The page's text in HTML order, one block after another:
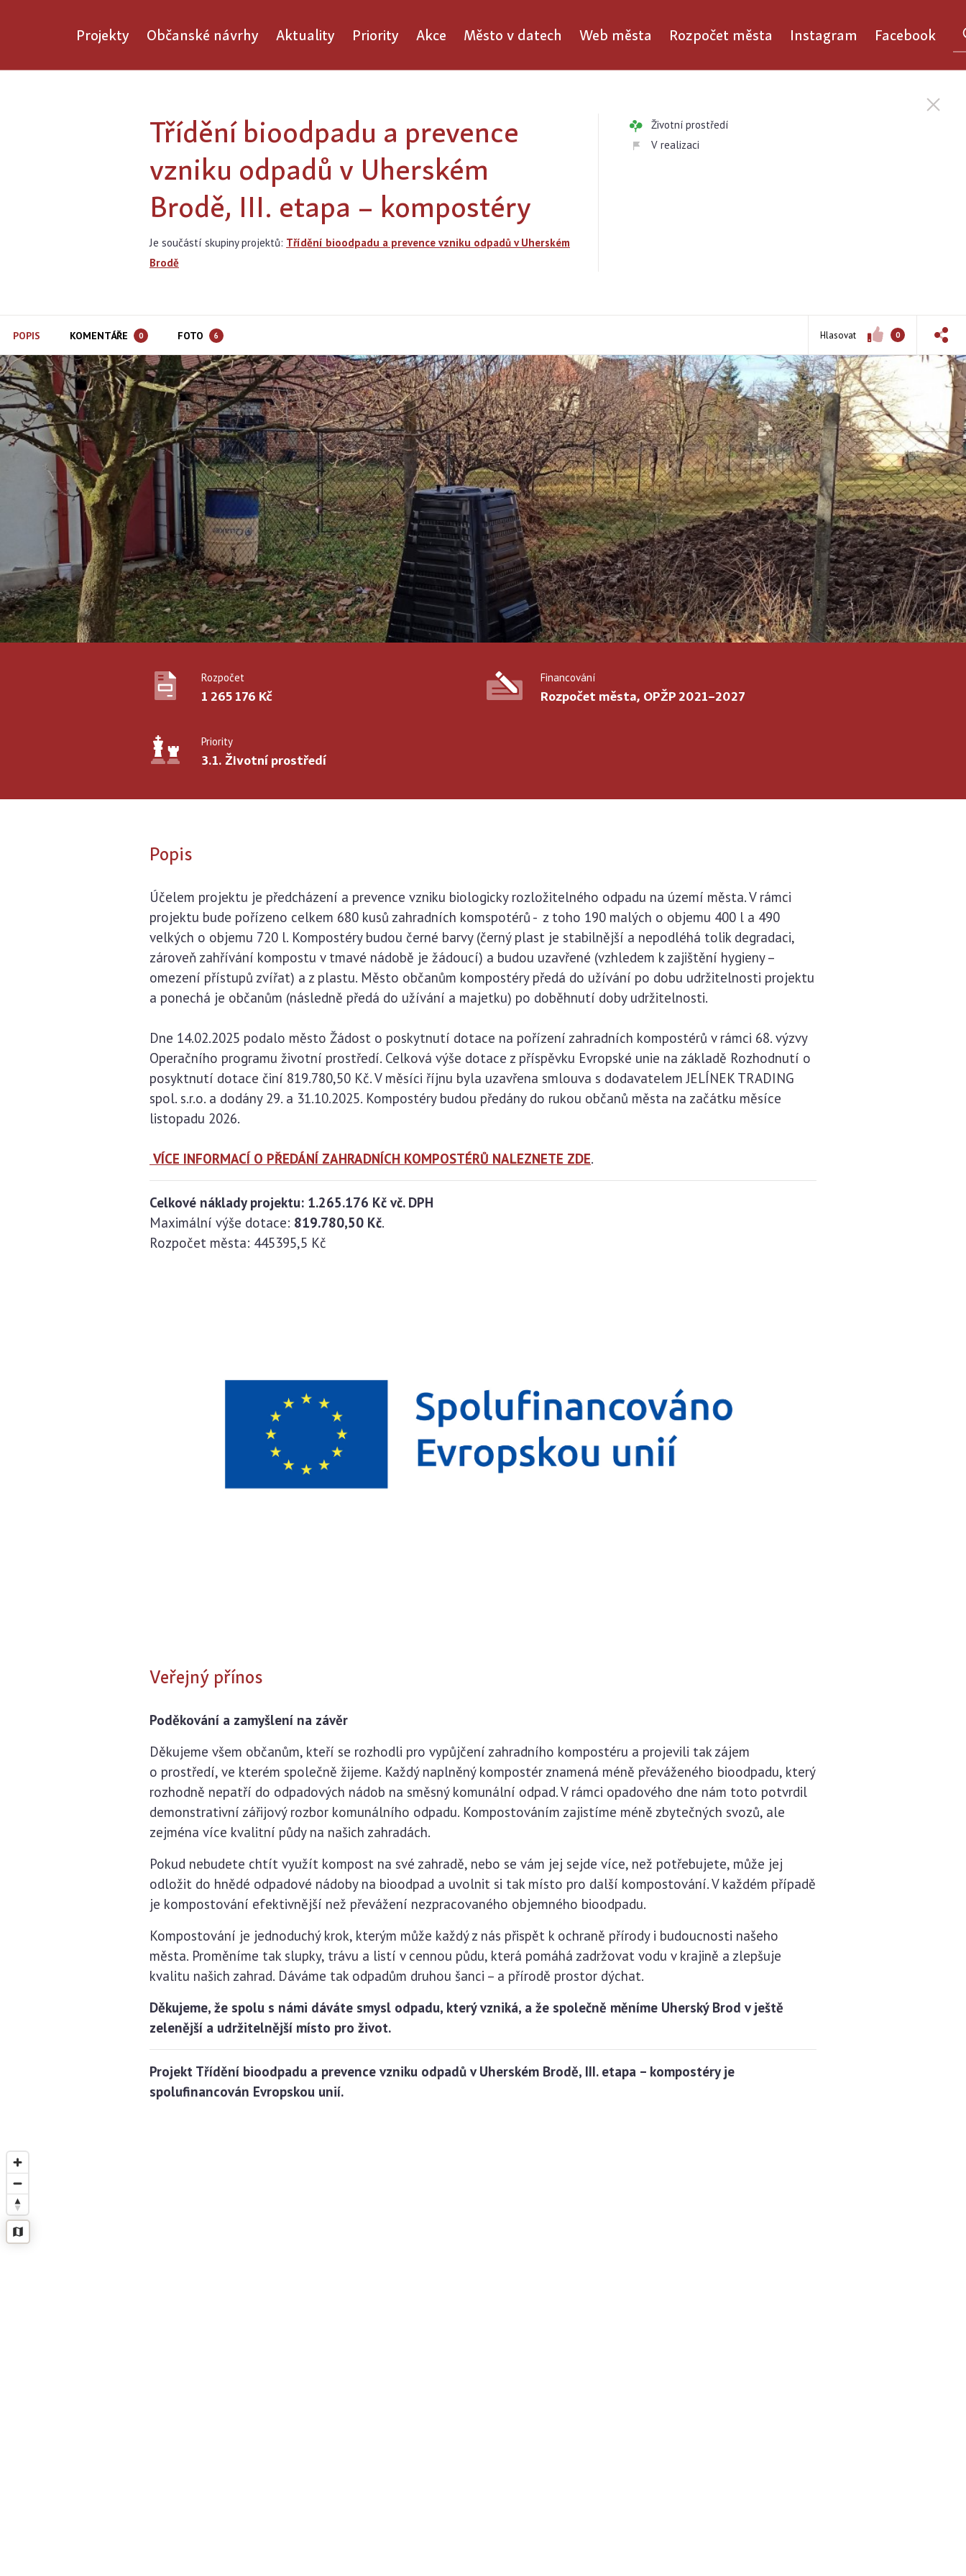
Projekty Občanské návrhy Aktuality Priority Akce Město v datech Web města Rozpočet města Instagram Facebook
Třídění bioodpadu a prevence
vzniku odpadů v Uherském
Brodě, III. etapa – kompostéry
Je součástí skupiny projektů: Třídění bioodpadu a prevence vzniku odpadů v Uherském
Brodě
Životní prostředí
V realizaci
Hlasovat 0
POPIS KOMENTÁŘE 0 FOTO 6
Rozpočet
1 265 176 Kč
Financování
Rozpočet města, OPŽP 2021–2027
Priority
3.1. Životní prostředí
Popis
Účelem projektu je předcházení a prevence vzniku biologicky rozložitelného odpadu na území města. V rámci
projektu bude pořízeno celkem 680 kusů zahradních komspotérů - z toho 190 malých o objemu 400 l a 490
velkých o objemu 720 l. Kompostéry budou černé barvy (černý plast je stabilnější a nepodléhá tolik degradaci,
zároveň zahřívání kompostu v tmavé nádobě je žádoucí) a budou uzavřené (vzhledem k zajištění hygieny –
omezení přístupů zvířat) a z plastu. Město občanům kompostéry předá do užívání po dobu udržitelnosti projektu
a ponechá je občanům (následně předá do užívání a majetku) po doběhnutí doby udržitelnosti.
Dne 14.02.2025 podalo město Žádost o poskytnutí dotace na pořízení zahradních kompostérů v rámci 68. výzvy
Operačního programu životní prostředí. Celková výše dotace z příspěvku Evropské unie na základě Rozhodnutí o
posyktnutí dotace činí 819.780,50 Kč. V měsíci říjnu byla uzavřena smlouva s dodavatelem JELÍNEK TRADING
spol. s.r.o. a dodány 29. a 31.10.2025. Kompostéry budou předány do rukou občanů města na začátku měsíce
listopadu 2026.
VÍCE INFORMACÍ O PŘEDÁNÍ ZAHRADNÍCH KOMPOSTÉRŮ NALEZNETE ZDE.
Celkové náklady projektu: 1.265.176 Kč vč. DPH
Maximální výše dotace: 819.780,50 Kč.
Rozpočet města: 445395,5 Kč
Veřejný přínos
Poděkování a zamyšlení na závěr
Děkujeme všem občanům, kteří se rozhodli pro vypůjčení zahradního kompostéru a projevili tak zájem
o prostředí, ve kterém společně žijeme. Každý naplněný kompostér znamená méně převáženého bioodpadu, který
rozhodně nepatří do odpadových nádob na směsný komunální odpad. V rámci opadového dne nám toto potvrdil
demonstrativní zářijový rozbor komunálního odpadu. Kompostováním zajistíme méně zbytečných svozů, ale
zejména více kvalitní půdy na našich zahradách.
Pokud nebudete chtít využít kompost na své zahradě, nebo se vám jej sejde více, než potřebujete, může jej
odložit do hnědé odpadové nádoby na bioodpad a uvolnit si tak místo pro další kompostování. V každém případě
je kompostování efektivnější než převážení nezpracovaného objemného bioodpadu.
Kompostování je jednoduchý krok, kterým může každý z nás přispět k ochraně přírody i budoucnosti našeho
města. Proměníme tak slupky, trávu a listí v cennou půdu, která pomáhá zadržovat vodu v krajině a zlepšuje
kvalitu našich zahrad. Dáváme tak odpadům druhou šanci – a přírodě prostor dýchat.
Děkujeme, že spolu s námi dáváte smysl odpadu, který vzniká, a že společně měníme Uherský Brod v ještě
zelenější a udržitelnější místo pro život.
Projekt Třídění bioodpadu a prevence vzniku odpadů v Uherském Brodě, III. etapa – kompostéry je
spolufinancován Evropskou unií.